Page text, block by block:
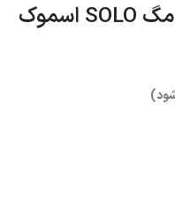
مگ SOLO اسموک